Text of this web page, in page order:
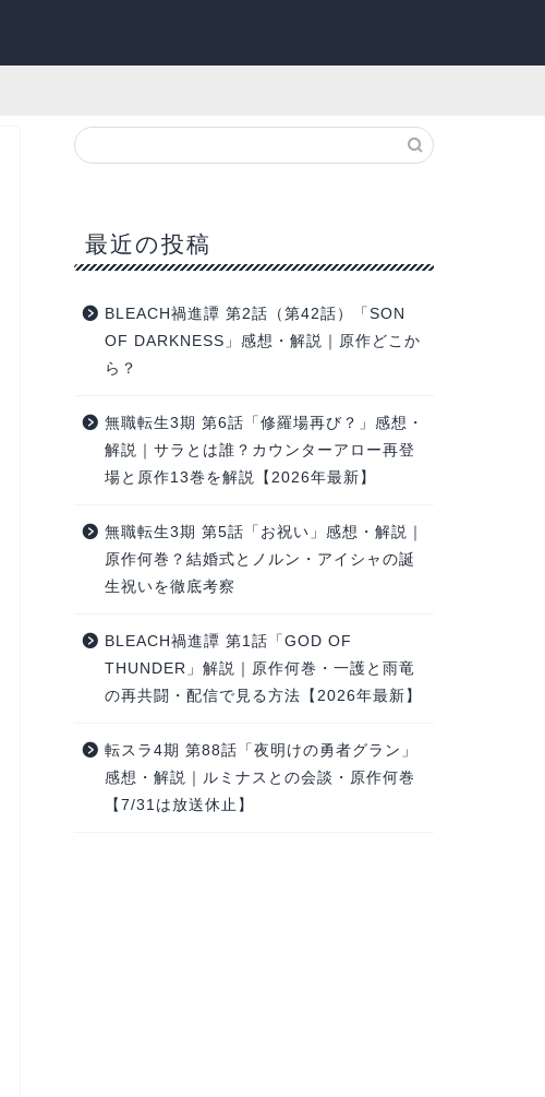
最近の投稿
BLEACH禍進譚 第2話（第42話）「SON
OF DARKNESS」感想・解説｜原作どこか
ら？
無職転生3期 第6話「修羅場再び？」感想・
解説｜サラとは誰？カウンターアロー再登
場と原作13巻を解説【2026年最新】
無職転生3期 第5話「お祝い」感想・解説｜
原作何巻？結婚式とノルン・アイシャの誕
生祝いを徹底考察
BLEACH禍進譚 第1話「GOD OF
THUNDER」解説｜原作何巻・一護と雨竜
の再共闘・配信で見る方法【2026年最新】
転スラ4期 第88話「夜明けの勇者グラン」
感想・解説｜ルミナスとの会談・原作何巻
【7/31は放送休止】